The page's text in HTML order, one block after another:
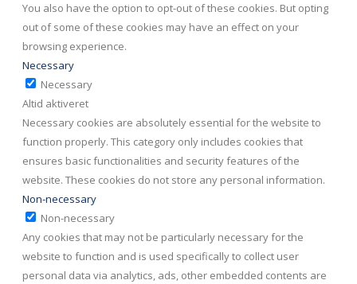
You also have the option to opt-out of these cookies. But opting
out of some of these cookies may have an effect on your
browsing experience.
Necessary
Necessary
Altid aktiveret
Necessary cookies are absolutely essential for the website to
function properly. This category only includes cookies that
ensures basic functionalities and security features of the
website. These cookies do not store any personal information.
Non-necessary
Non-necessary
Any cookies that may not be particularly necessary for the
website to function and is used specifically to collect user
personal data via analytics, ads, other embedded contents are